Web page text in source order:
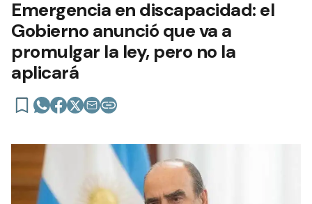
Emergencia en discapacidad: el
Gobierno anunció que va a
promulgar la ley, pero no la
aplicará